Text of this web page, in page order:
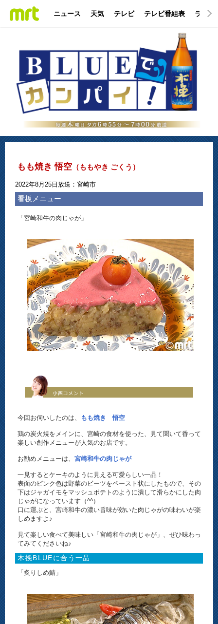
ニュース 天気 テレビ テレビ番組表 ラジオ
もも焼き 悟空 （ももやき ごくう）
2022年8月25日放送：宮崎市
看板メニュー
「宮崎和牛の肉じゃが」
今回お伺いしたのは、 もも焼き 悟空
鶏の炭火焼をメインに、宮崎の食材を使った、見て聞いて香って
楽しい創作メニューが人気のお店です。
お勧めメニューは、宮崎和牛の肉じゃが
一見するとケーキのように見える可愛らしい一品！
表面のピンク色は野菜のビーツをペースト状にしたもので、その
下はジャガイモをマッシュポテトのように潰して滑らかにした肉
じゃがになっています（^^）
口に運ぶと、宮崎和牛の濃い旨味が効いた肉じゃがの味わいが楽
しめますよ♪
見て楽しい食べて美味しい「宮崎和牛の肉じゃが」、ぜひ味わっ
てみてくださいね♪
木挽BLUEに合う一品
「炙りしめ鯖」